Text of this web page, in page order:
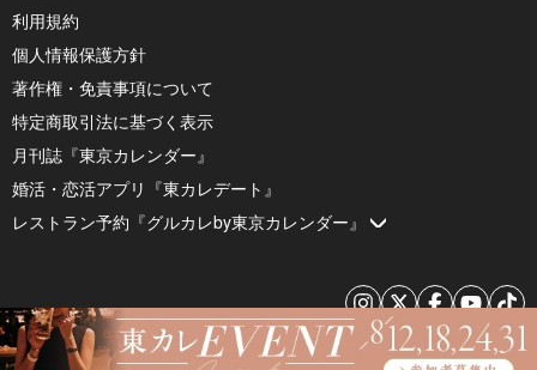
利用規約
個人情報保護方針
著作権・免責事項について
特定商取引法に基づく表示
月刊誌『東京カレンダー』
婚活・恋活アプリ『東カレデート』
レストラン予約『グルカレby東京カレンダー』
© 2026 by Tokyo Calendar, Inc.